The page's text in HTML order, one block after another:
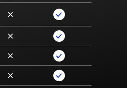
×
×
×
×